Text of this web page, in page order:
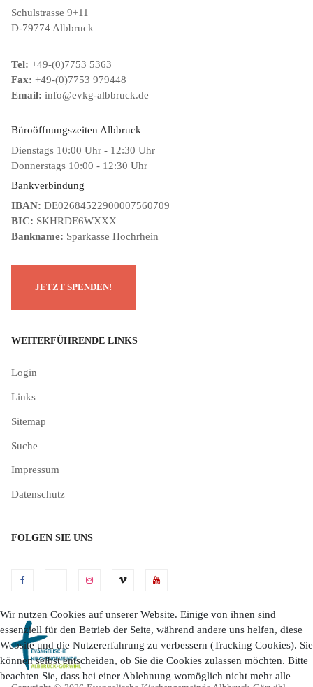
Schulstrasse 9+11
D-79774 Albbruck
Tel: +49-(0)7753 5363
Fax: +49-(0)7753 979448
Email: info@evkg-albbruck.de
Büroöffnungszeiten Albbruck
Dienstags 10:00 Uhr - 12:30 Uhr
Donnerstags 10:00 - 12:30 Uhr
Bankverbindung
IBAN: DE02684522900007560709
BIC: SKHRDE6WXXX
Bankname: Sparkasse Hochrhein
WEITERFÜHRENDE LINKS
Login
Links
Sitemap
Suche
Impressum
Datenschutz
FOLGEN SIE UNS
Wir nutzen Cookies auf unserer Website. Einige von ihnen sind
essenziell für den Betrieb der Seite, während andere uns helfen, diese
Website und die Nutzererfahrung zu verbessern (Tracking Cookies). Sie
können selbst entscheiden, ob Sie die Cookies zulassen möchten. Bitte
beachten Sie, dass bei einer Ablehnung womöglich nicht mehr alle